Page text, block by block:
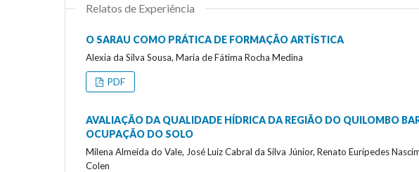
Relatos de Experiência
O SARAU COMO PRÁTICA DE FORMAÇÃO ARTÍSTICA
Alexia da Silva Sousa, Maria de Fátima Rocha Medina
PDF
AVALIAÇÃO DA QUALIDADE HÍDRICA DA REGIÃO DO QUILOMBO
OCUPAÇÃO DO SOLO
Milena Almeida do Vale, José Luiz Cabral da Silva Júnior, Renato Eurípedes
Colen